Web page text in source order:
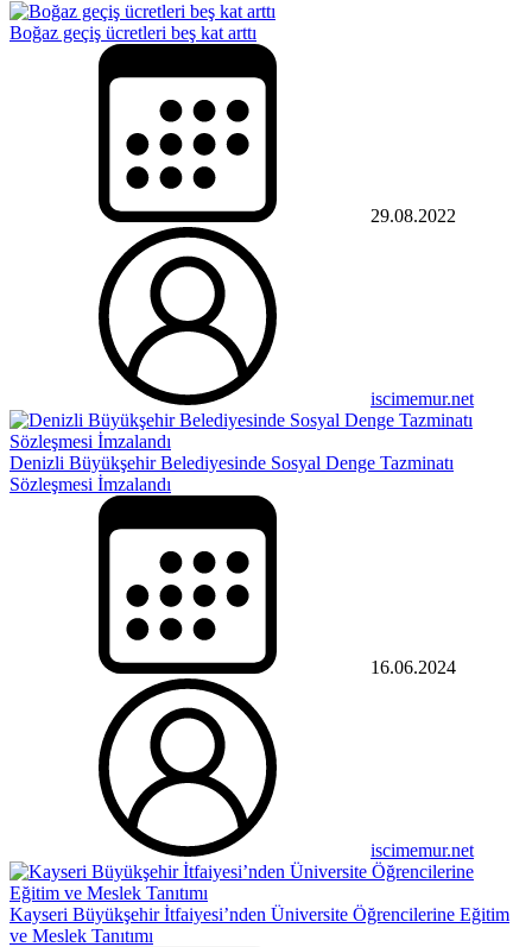
Boğaz geçiş ücretleri beş kat arttı
29.08.2022
iscimemur.net
Denizli Büyükşehir Belediyesinde Sosyal Denge Tazminatı
Sözleşmesi İmzalandı
16.06.2024
iscimemur.net
Kayseri Büyükşehir İtfaiyesi’nden Üniversite Öğrencilerine Eğitim
ve Meslek Tanıtımı